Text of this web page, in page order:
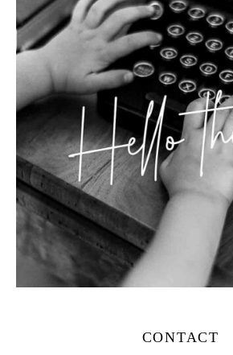
CONTACT